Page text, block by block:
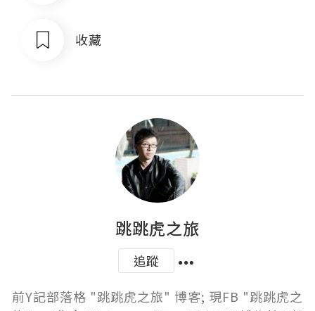
收藏
跳跳虎之旅
追蹤
前Y記部落格 "跳跳虎之旅" 博客; 現FB "跳跳虎之